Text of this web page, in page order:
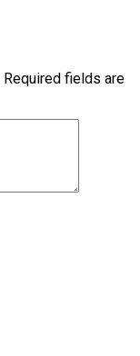
Required fields are